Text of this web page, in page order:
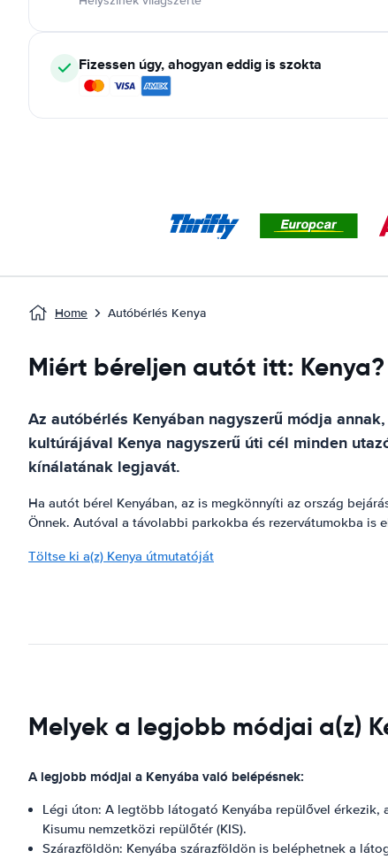
Fizessen úgy, ahogyan eddig is szokta
Home Autóbérlés Kenya
Miért béreljen autót itt: Kenya?
Az autóbérlés Kenyában nagyszerű módja
kultúrájával Kenya nagyszerű úti cél minden
kínálatának legjavát.
Ha autót bérel Kenyában, az is megkönnyíti az ország
Önnek. Autóval a távolabbi parkokba és rezervátumokba
Töltse ki a(z) Kenya útmutatóját
Melyek a legjobb módjai a(z)
A legjobb módjai a Kenyába való belépésnek:
Légi úton: A legtöbb látogató Kenyába repülővel érkezik,
Kisumu nemzetközi repülőtér (KIS).
Szárazföldön: Kenyába szárazföldön is beléphetnek a